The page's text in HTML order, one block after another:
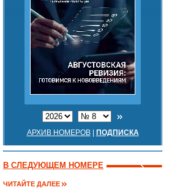
АРХИВ НОМЕРОВ| ПОДПИСКА
В СЛЕДУЮЩЕМ НОМЕРЕ
ЧИТАЙТЕ ДАЛЕЕ